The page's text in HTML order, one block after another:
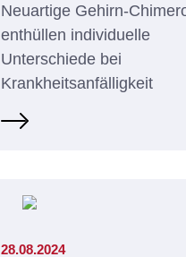
Neuartige Gehirn-
enthüllen individuelle
Unterschiede bei
Krankheitsanfälligkeit
28.08.2024